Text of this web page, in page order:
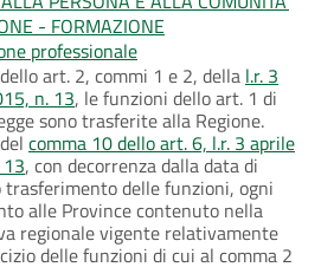
- FORMAZIONE
professionale
art. 2, commi 1 e 2, della l.r. 3
n. 13, le funzioni dello art. 1 di
sono trasferite alla Regione.
comma 10 dello art. 6, l.r. 3 aprile
, con decorrenza dalla data di
delle funzioni, ogni
alle Province contenuto nella
regionale vigente relativamente
delle funzioni di cui al comma 2